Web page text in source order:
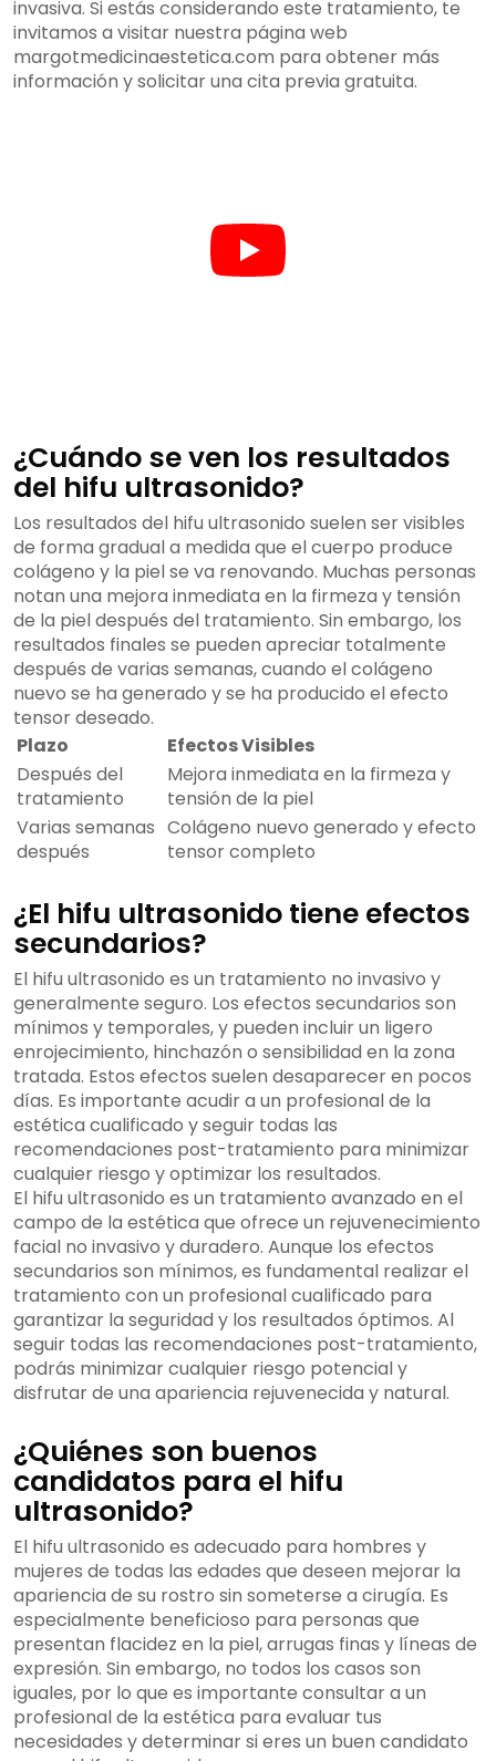
invasiva. Si estás considerando este tratamiento, te
invitamos a visitar nuestra página web
margotmedicinaestetica.com para obtener más
información y solicitar una cita previa gratuita.
¿Cuándo se ven los resultados
del hifu ultrasonido?
Los resultados del hifu ultrasonido suelen ser visibles
de forma gradual a medida que el cuerpo produce
colágeno y la piel se va renovando. Muchas personas
notan una mejora inmediata en la firmeza y tensión
de la piel después del tratamiento. Sin embargo, los
resultados finales se pueden apreciar totalmente
después de varias semanas, cuando el colágeno
nuevo se ha generado y se ha producido el efecto
tensor deseado.
Plazo
Efectos Visibles
Después del
tratamiento
Mejora inmediata en la firmeza y
tensión de la piel
Varias semanas
después
Colágeno nuevo generado y efecto
tensor completo
¿El hifu ultrasonido tiene efectos
secundarios?
El hifu ultrasonido es un tratamiento no invasivo y
generalmente seguro. Los efectos secundarios son
mínimos y temporales, y pueden incluir un ligero
enrojecimiento, hinchazón o sensibilidad en la zona
tratada. Estos efectos suelen desaparecer en pocos
días. Es importante acudir a un profesional de la
estética cualificado y seguir todas las
recomendaciones post-tratamiento para minimizar
cualquier riesgo y optimizar los resultados.
El hifu ultrasonido es un tratamiento avanzado en el
campo de la estética que ofrece un rejuvenecimiento
facial no invasivo y duradero. Aunque los efectos
secundarios son mínimos, es fundamental realizar el
tratamiento con un profesional cualificado para
garantizar la seguridad y los resultados óptimos. Al
seguir todas las recomendaciones post-tratamiento,
podrás minimizar cualquier riesgo potencial y
disfrutar de una apariencia rejuvenecida y natural.
¿Quiénes son buenos
candidatos para el hifu
ultrasonido?
El hifu ultrasonido es adecuado para hombres y
mujeres de todas las edades que deseen mejorar la
apariencia de su rostro sin someterse a cirugía. Es
especialmente beneficioso para personas que
presentan flacidez en la piel, arrugas finas y líneas de
expresión. Sin embargo, no todos los casos son
iguales, por lo que es importante consultar a un
profesional de la estética para evaluar tus
necesidades y determinar si eres un buen candidato